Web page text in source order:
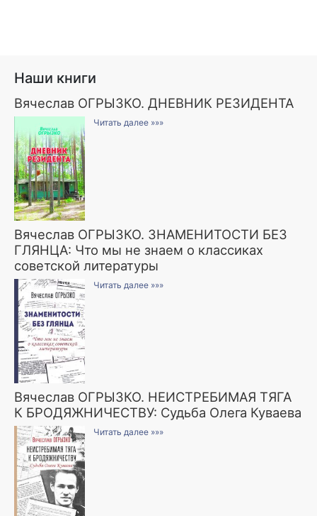
Наши книги
Вячеслав ОГРЫЗКО. ДНЕВНИК РЕЗИДЕНТА
Читать далее »»»
Вячеслав ОГРЫЗКО. ЗНАМЕНИТОСТИ БЕЗ
ГЛЯНЦА: Что мы не знаем о классиках
советской литературы
Читать далее »»»
Вячеслав ОГРЫЗКО. НЕИСТРЕБИМАЯ ТЯГА
К БРОДЯЖНИЧЕСТВУ: Судьба Олега Куваева
Читать далее »»»